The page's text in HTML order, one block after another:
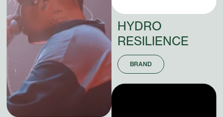
HYDRO
RESILIENCE
BRAND